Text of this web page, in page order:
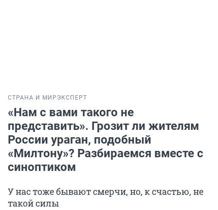
СТРАНА И МИР ЭКСПЕРТ
«Нам с вами такого не
представить». Грозит ли жителям
России ураган, подобный
«Милтону»? Разбираемся вместе с
синоптиком
У нас тоже бывают смерчи, но, к счастью, не
такой силы